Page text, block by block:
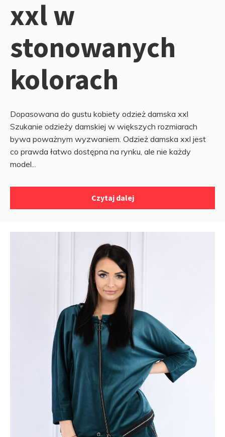
xxl w
stonowanych
kolorach
Dopasowana do gustu kobiety odzież damska xxl
Szukanie odzieży damskiej w większych rozmiarach
bywa poważnym wyzwaniem. Odzież damska xxl jest
co prawda łatwo dostępna na rynku, ale nie każdy
model...
Czytaj dalej